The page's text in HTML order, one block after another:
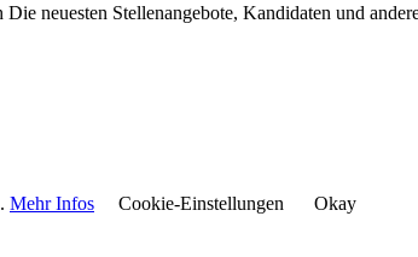
neuesten Stellenangebote, Kandidaten und
Mehr Infos Cookie-Einstellungen Okay